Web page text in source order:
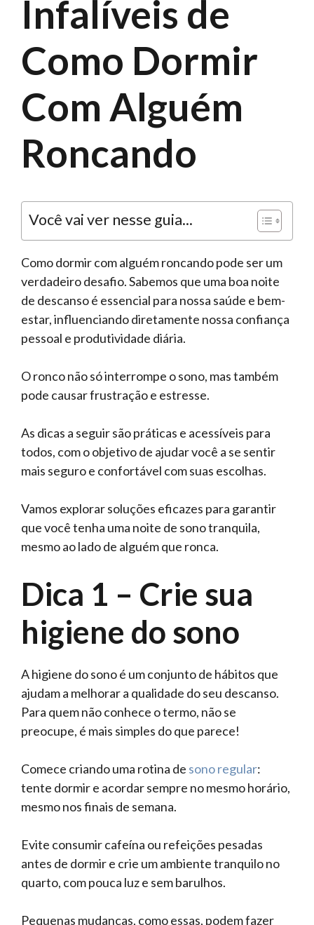
Infalíveis de
Como Dormir
Com Alguém
Roncando
Você vai ver nesse guia...
Como dormir com alguém roncando pode ser um
verdadeiro desafio. Sabemos que uma boa noite
de descanso é essencial para nossa saúde e bem-
estar, influenciando diretamente nossa confiança
pessoal e produtividade diária.
O ronco não só interrompe o sono, mas também
pode causar frustração e estresse.
As dicas a seguir são práticas e acessíveis para
todos, com o objetivo de ajudar você a se sentir
mais seguro e confortável com suas escolhas.
Vamos explorar soluções eficazes para garantir
que você tenha uma noite de sono tranquila,
mesmo ao lado de alguém que ronca.
Dica 1 – Crie sua
higiene do sono
A higiene do sono é um conjunto de hábitos que
ajudam a melhorar a qualidade do seu descanso.
Para quem não conhece o termo, não se
preocupe, é mais simples do que parece!
Comece criando uma rotina de sono regular:
tente dormir e acordar sempre no mesmo horário,
mesmo nos finais de semana.
Evite consumir cafeína ou refeições pesadas
antes de dormir e crie um ambiente tranquilo no
quarto, com pouca luz e sem barulhos.
Pequenas mudanças, como essas, podem fazer